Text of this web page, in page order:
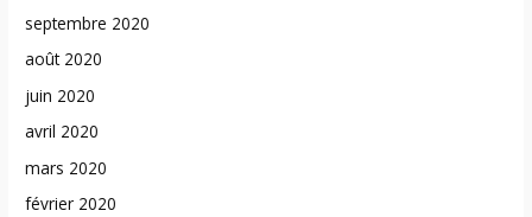
septembre 2020
août 2020
juin 2020
avril 2020
mars 2020
février 2020